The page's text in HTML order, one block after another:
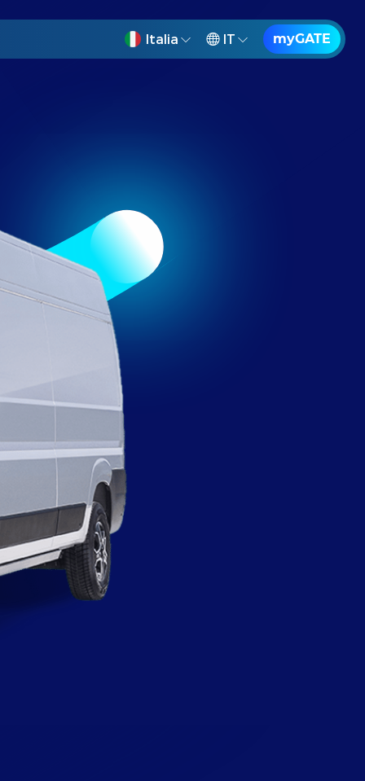
Italia IT myGATE